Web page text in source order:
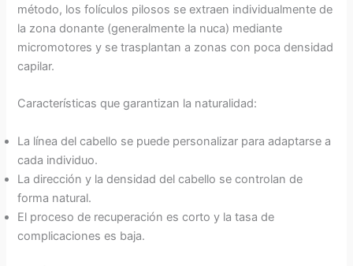
método, los folículos pilosos se extraen individualmente de
la zona donante (generalmente la nuca) mediante
micromotores y se trasplantan a zonas con poca densidad
capilar.
Características que garantizan la naturalidad:
La línea del cabello se puede personalizar para adaptarse a
cada individuo.
La dirección y la densidad del cabello se controlan de
forma natural.
El proceso de recuperación es corto y la tasa de
complicaciones es baja.